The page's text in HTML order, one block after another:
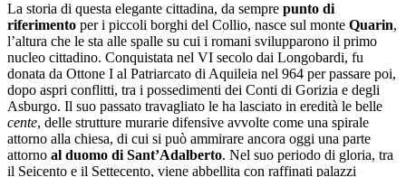
La storia di questa elegante cittadina, da sempre punto di
riferimento per i piccoli borghi del Collio, nasce sul monte Quarin,
l’altura che le sta alle spalle su cui i romani svilupparono il primo
nucleo cittadino. Conquistata nel VI secolo dai Longobardi, fu
donata da Ottone I al Patriarcato di Aquileia nel 964 per passare poi,
dopo aspri conflitti, tra i possedimenti dei Conti di Gorizia e degli
Asburgo. Il suo passato travagliato le ha lasciato in eredità le belle
cente, delle strutture murarie difensive avvolte come una spirale
attorno alla chiesa, di cui si può ammirare ancora oggi una parte
attorno al duomo di Sant’Adalberto. Nel suo periodo di gloria, tra
il Seicento e il Settecento, viene abbellita con raffinati palazzi